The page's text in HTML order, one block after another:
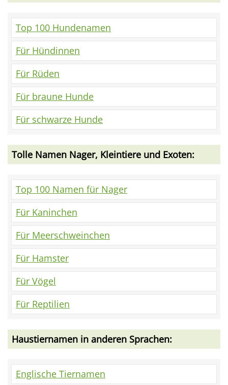
Top 100 Hundenamen
Für Hündinnen
Für Rüden
Für braune Hunde
Für schwarze Hunde
Tolle Namen Nager, Kleintiere und Exoten:
Top 100 Namen für Nager
Für Kaninchen
Für Meerschweinchen
Für Hamster
Für Vögel
Für Reptilien
Haustiernamen in anderen Sprachen:
Englische Tiernamen